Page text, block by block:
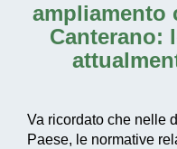
ampliamento
Canterano:
Va ricordato che nelle
Paese, le normative